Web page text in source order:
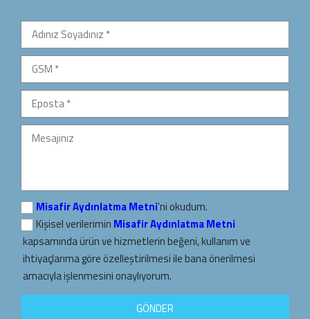
Misafir Aydınlatma Metni'ni okudum.
Kişisel verilerimin Misafir Aydınlatma Metni
kapsamında ürün ve hizmetlerin beğeni, kullanım ve
ihtiyaçlarıma göre özelleştirilmesi ile bana önerilmesi
amacıyla işlenmesini onaylıyorum.
GÖNDER